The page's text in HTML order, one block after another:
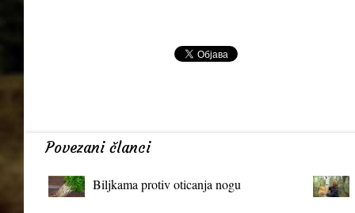
Povezani članci
Biljkama protiv oticanja nogu